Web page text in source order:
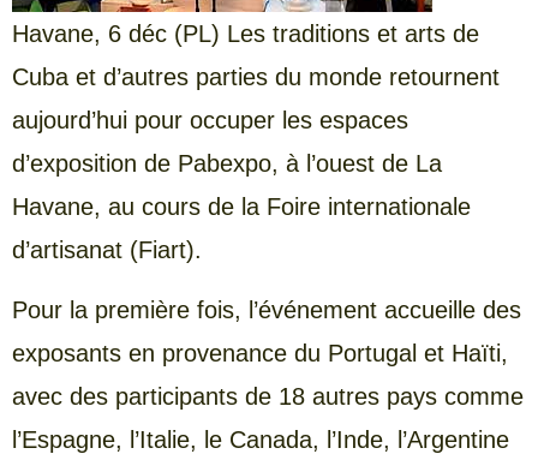
Havane, 6 déc (PL) Les traditions et arts de
Cuba et d’autres parties du monde retournent
aujourd’hui pour occuper les espaces
d’exposition de Pabexpo, à l’ouest de La
Havane, au cours de la Foire internationale
d’artisanat (Fiart).
Pour la première fois, l’événement accueille des
exposants en provenance du Portugal et Haïti,
avec des participants de 18 autres pays comme
l’Espagne, l’Italie, le Canada, l’Inde, l’Argentine